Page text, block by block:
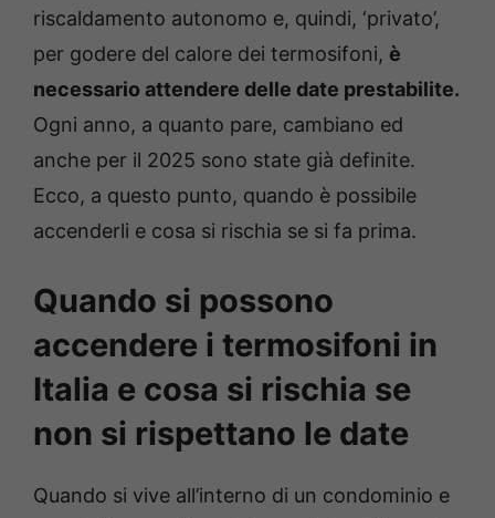
riscaldamento autonomo e, quindi, ‘privato’,
per godere del calore dei termosifoni, è
necessario attendere delle date prestabilite.
Ogni anno, a quanto pare, cambiano ed
anche per il 2025 sono state già definite.
Ecco, a questo punto, quando è possibile
accenderli e cosa si rischia se si fa prima.
Quando si possono
accendere i termosifoni in
Italia e cosa si rischia se
non si rispettano le date
Quando si vive all’interno di un condominio e